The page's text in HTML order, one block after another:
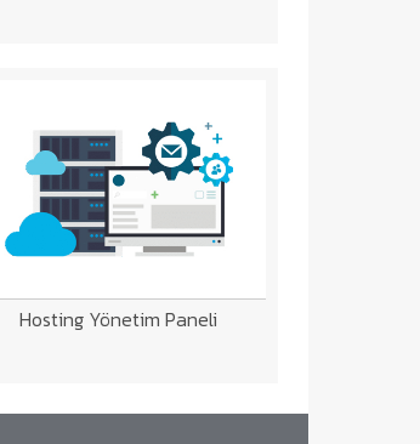
Hosting Yönetim Paneli